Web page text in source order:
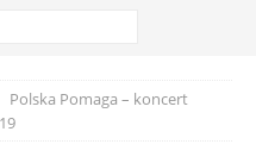
Polska Pomaga – koncert